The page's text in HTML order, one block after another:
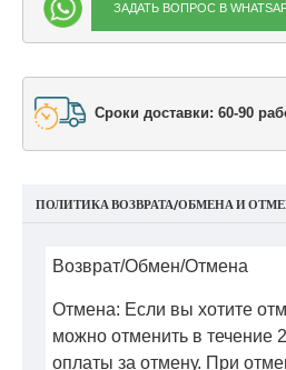
ЗАДАТЬ ВОПРОС В
Сроки доставки: 60-90
ПОЛИТИКА ВОЗВРАТА/ОБМЕНА И
Возврат/Обмен/Отмена
Отмена: Если вы хотите
можно отменить в течение
оплаты за отмену. При